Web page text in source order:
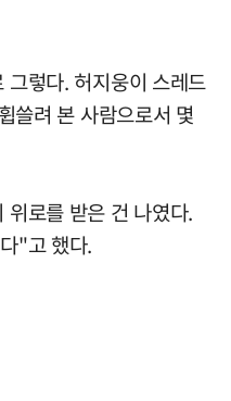
렇다. 허지웅이 스레드
쓸려 본 사람으로서 몇
로를 받은 건 나였다.
"고 했다.